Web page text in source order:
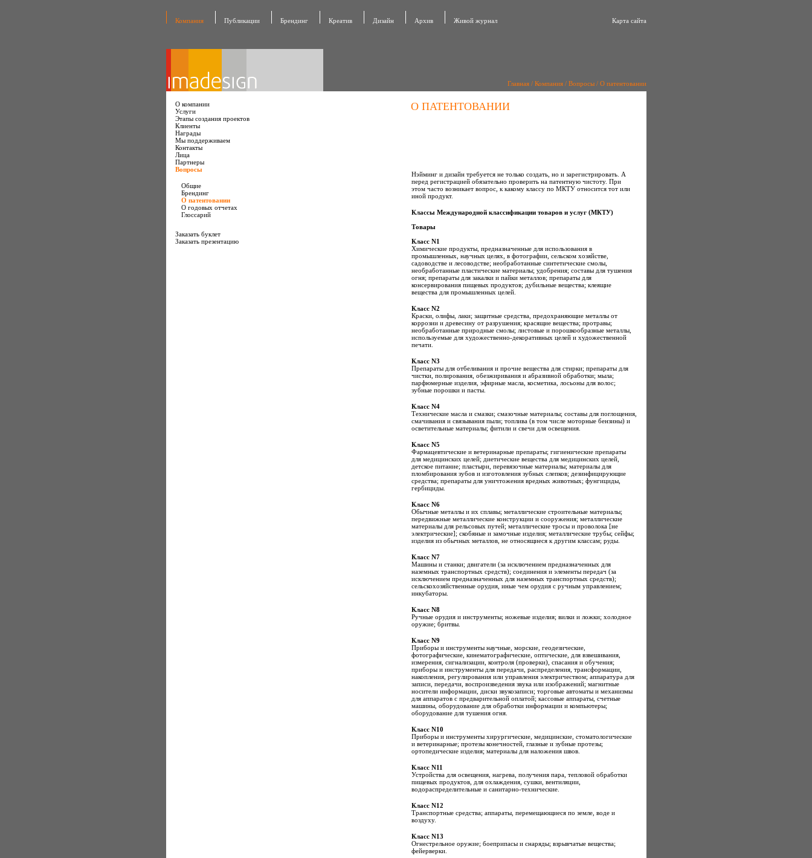
Компания Публикации Брендинг Креатив Дизайн Архив Живой журнал Карта сайта
Главная / Компания / Вопросы / О патентовании
О компании
Услуги
Этапы создания проектов
Клиенты
Награды
Мы поддерживаем
Контакты
Лица
Партнеры
Вопросы
Общие
Брендинг
О патентовании
О годовых отчетах
Глоссарий
Заказать буклет
Заказать презентацию
О ПАТЕНТОВАНИИ
Нэйминг и дизайн требуется не только создать, но и зарегистрировать. А
перед регистрацией обязательно проверить на патентную чистоту. При
этом часто возникает вопрос, к какому классу по МКТУ относится тот или
иной продукт.
Классы Международной классификации товаров и услуг (МКТУ)
Товары
Класс N1
Химические продукты, предназначенные для использования в
промышленных, научных целях, в фотографии, сельском хозяйстве,
садоводстве и лесоводстве; необработанные синтетические смолы,
необработанные пластические материалы; удобрения; составы для тушения
огня; препараты для закалки и пайки металлов; препараты для
консервирования пищевых продуктов; дубильные вещества; клеящие
вещества для промышленных целей.
Класс N2
Краски, олифы, лаки; защитные средства, предохраняющие металлы от
коррозии и древесину от разрушения; красящие вещества; протравы;
необработанные природные смолы; листовые и порошкообразные металлы,
используемые для художественно-декоративных целей и художественной
печати.
Класс N3
Препараты для отбеливания и прочие вещества для стирки; препараты для
чистки, полирования, обезжиривания и абразивной обработки; мыла;
парфюмерные изделия, эфирные масла, косметика, лосьоны для волос;
зубные порошки и пасты.
Класс N4
Технические масла и смазки; смазочные материалы; составы для поглощения,
смачивания и связывания пыли; топлива (в том числе моторные бензины) и
осветительные материалы; фитили и свечи для освещения.
Класс N5
Фармацевтические и ветеринарные препараты; гигиенические препараты
для медицинских целей; диетические вещества для медицинских целей,
детское питание; пластыри, перевязочные материалы; материалы для
пломбирования зубов и изготовления зубных слепков; дезинфицирующие
средства; препараты для уничтожения вредных животных; фунгициды,
гербициды.
Класс N6
Обычные металлы и их сплавы; металлические строительные материалы;
передвижные металлические конструкции и сооружения; металлические
материалы для рельсовых путей; металлические тросы и проволока [не
электрические]; скобяные и замочные изделия; металлические трубы; сейфы;
изделия из обычных металлов, не относящиеся к другим классам; руды.
Класс N7
Машины и станки; двигатели (за исключением предназначенных для
наземных транспортных средств); соединения и элементы передач (за
исключением предназначенных для наземных транспортных средств);
сельскохозяйственные орудия, иные чем орудия с ручным управлением;
инкубаторы.
Класс N8
Ручные орудия и инструменты; ножевые изделия; вилки и ложки; холодное
оружие; бритвы.
Класс N9
Приборы и инструменты научные, морские, геодезические,
фотографические, кинематографические, оптические, для взвешивания,
измерения, сигнализации, контроля (проверки), спасания и обучения;
приборы и инструменты для передачи, распределения, трансформации,
накопления, регулирования или управления электричеством; аппаратура для
записи, передачи, воспроизведения звука или изображений; магнитные
носители информации, диски звукозаписи; торговые автоматы и механизмы
для аппаратов с предварительной оплатой; кассовые аппараты, счетные
машины, оборудование для обработки информации и компьютеры;
оборудование для тушения огня.
Класс N10
Приборы и инструменты хирургические, медицинские, стоматологические
и ветеринарные; протезы конечностей, глазные и зубные протезы;
ортопедические изделия; материалы для наложения швов.
Класс N11
Устройства для освещения, нагрева, получения пара, тепловой обработки
пищевых продуктов, для охлаждения, сушки, вентиляции,
водораспределительные и санитарно-технические.
Класс N12
Транспортные средства; аппараты, перемещающиеся по земле, воде и
воздуху.
Класс N13
Огнестрельное оружие; боеприпасы и снаряды; взрывчатые вещества;
фейерверки.